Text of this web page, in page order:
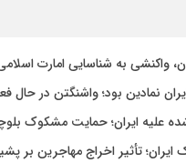
واکنشی به شناسایی امارت
نمادین بود؛ واشنگتن در حال
علیه ایران؛ حمایت مشکوک
تأثیر اخراج مهاجرین بر